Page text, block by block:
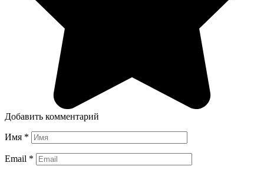
Добавить комментарий
Имя *
Email *